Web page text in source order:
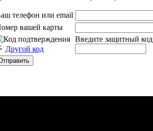
телефон или email
вашей карты
Другой код
Введите защитный код